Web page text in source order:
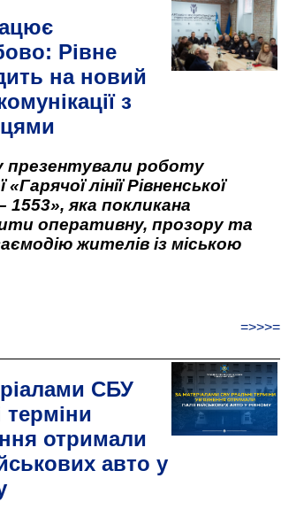
Рівне
на новий
з
презентували роботу
лінії Рівненської
1553», яка покликана
оперативну, прозору та
жителів із міською
=>>>=
СБУ
терміни
отримали
авто у